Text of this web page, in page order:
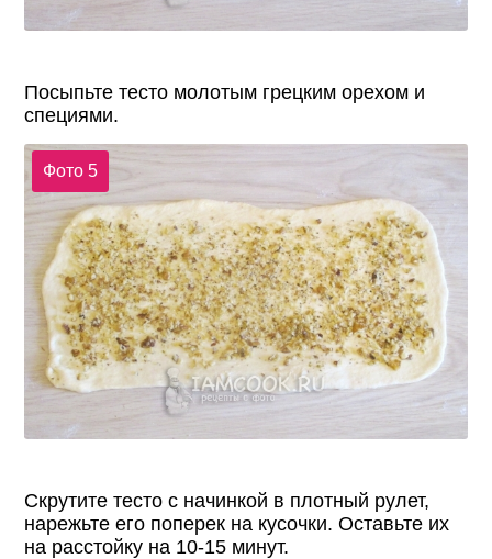
Посыпьте тесто молотым грецким орехом и
специями.
Фото 5
Скрутите тесто с начинкой в плотный рулет,
нарежьте его поперек на кусочки. Оставьте их
на расстойку на 10-15 минут.